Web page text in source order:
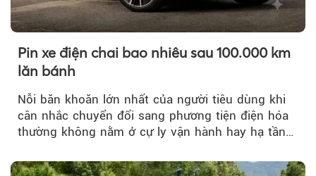
Pin xe điện chai bao nhiêu sau 100.000 km
lăn bánh
Nỗi băn khoăn lớn nhất của người tiêu dùng khi
cân nhắc chuyển đổi sang phương tiện điện hóa
thường không nằm ở cự ly vận hành hay hạ tầng